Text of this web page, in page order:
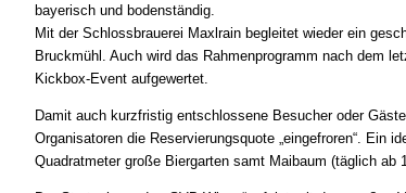
bayerisch und bodenständig.
Mit der Schlossbrauerei Maxlrain begleitet wieder ein
Bruckmühl. Auch wird das Rahmenprogramm nach dem
Kickbox-Event aufgewertet.
Damit auch kurzfristig entschlossene Besucher oder
Organisatoren die Reservierungsquote „eingefroren“. Ein
Quadratmeter große Biergarten samt Maibaum (täglich ab